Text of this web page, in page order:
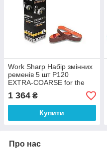
Work Sharp Набір змінних
ременів 5 шт P120
EXTRA-COARSE for the
Ken Onion Edition Knife &
Tool
1 364 ₴
Купити
Про нас